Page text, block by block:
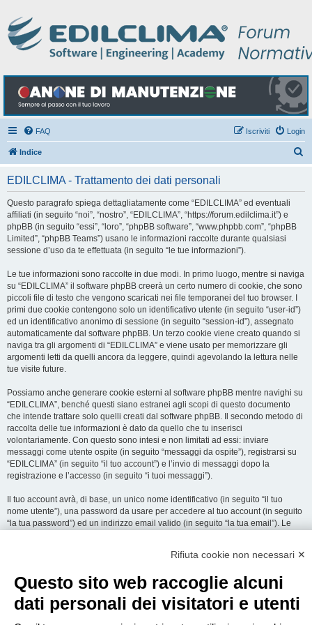
FAQ Login
Iscriviti
Indice
EDILCLIMA - Trattamento dei dati personali
Questo paragrafo spiega dettagliatamente come “EDILCLIMA” ed eventuali
affiliati (in seguito “noi”, “nostro”, “EDILCLIMA”, “https://forum.edilclima.it”) e
phpBB (in seguito “essi”, “loro”, “phpBB software”, “www.phpbb.com”, “phpBB
Limited”, “phpBB Teams”) usano le informazioni raccolte durante qualsiasi
sessione d’uso da te effettuata (in seguito “le tue informazioni”).
Le tue informazioni sono raccolte in due modi. In primo luogo, mentre si naviga
su “EDILCLIMA” il software phpBB creerà un certo numero di cookie, che sono
piccoli file di testo che vengono scaricati nei file temporanei del tuo browser. I
primi due cookie contengono solo un identificativo utente (in seguito “user-id”)
ed un identificativo anonimo di sessione (in seguito “session-id”), assegnato
automaticamente dal software phpBB. Un terzo cookie viene creato quando si
naviga tra gli argomenti di “EDILCLIMA” e viene usato per memorizzare gli
argomenti letti da quelli ancora da leggere, quindi agevolando la lettura nelle
tue visite future.
Possiamo anche generare cookie esterni al software phpBB mentre navighi su
“EDILCLIMA”, benché questi siano estranei agli scopi di questo documento
che intende trattare solo quelli creati dal software phpBB. Il secondo metodo di
raccolta delle tue informazioni è dato da quello che tu inserisci
volontariamente. Con questo sono intesi e non limitati ad essi: inviare
messaggi come utente ospite (in seguito “messaggi da ospite”), registrarsi su
“EDILCLIMA” (in seguito “il tuo account”) e l’invio di messaggi dopo la
registrazione e l’accesso (in seguito “i tuoi messaggi”).
Il tuo account avrà, di base, un unico nome identificativo (in seguito “il tuo
nome utente”), una password da usare per accedere al tuo account (in seguito
“la tua password”) ed un indirizzo email valido (in seguito “la tua email”). Le
alle informazioni di nome utente, password ed indirizzo email richiesti durante
obbligatoria o opzionale, è a totale discrezione di “EDILCLIMA”. In tutti i casi,
hai la possibilità di selezionare quali delle informazioni che hai fornito possano
essere rese pubbliche. All’interno del tuo account, hai facoltà di opt-in o opt-out
Rifiuta cookie non necessari ✕
Questo sito web raccoglie alcuni
dati personali dei visitatori e utenti